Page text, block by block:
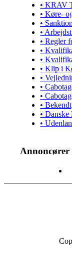
• KRAV
• Køre-
•
•
• Regler
•
•
• Klip i
•
•
•
•
•
•
Annoncører